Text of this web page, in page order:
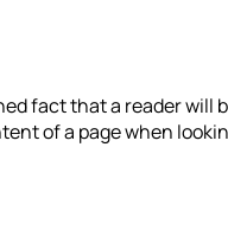
fact that a reader will
of a page when